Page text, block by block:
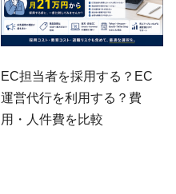
EC担当者を採用する？EC
運営代行を利用する？費
用・人件費を比較